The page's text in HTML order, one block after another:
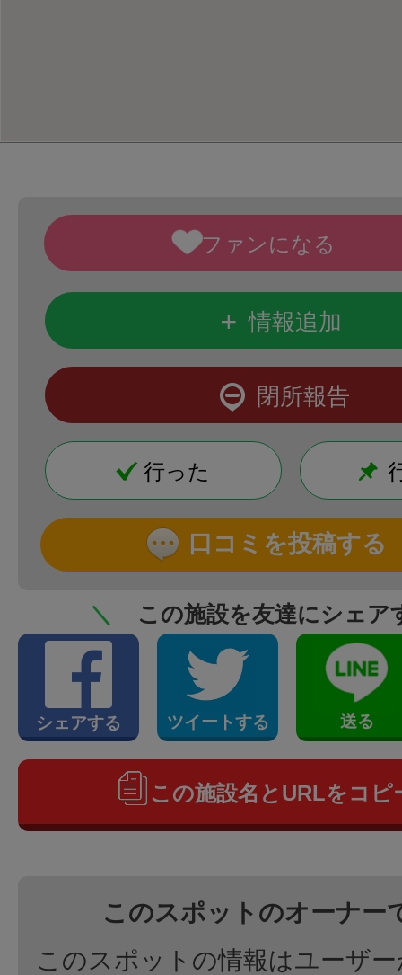
+ 情報追加
閉所報告
行った
口コミを投稿する
＼ この施設を友達にシェア
シェアする ツイートする 送る
この施設名とURLをコピ
このスポットのオーナー
このスポットの情報はユーザ